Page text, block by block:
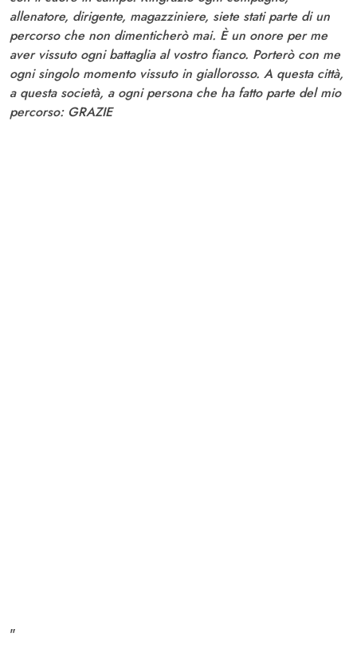
allenatore, dirigente, magazziniere, siete stati parte di un
percorso che non dimenticherò mai. È un onore per me
aver vissuto ogni battaglia al vostro fianco. Porterò con me
ogni singolo momento vissuto in giallorosso. A questa città,
a questa società, a ogni persona che ha fatto parte del mio
percorso: GRAZIE
"